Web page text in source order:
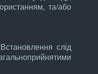
та/або
слід